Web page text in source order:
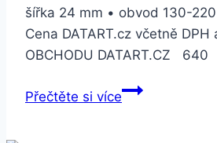
šířka 24 mm • obvod 130-
Cena DATART.cz včetně
OBCHODU DATART.CZ 640
Přečtěte si víceSuunto